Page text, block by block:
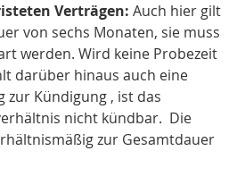
Verträgen: Auch hier gilt
von sechs Monaten, sie muss
werden. Wird keine Probezeit
darüber hinaus auch eine
zur Kündigung , ist das
nicht kündbar. Die
zur Gesamtdauer